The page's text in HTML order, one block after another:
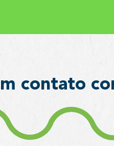
contato